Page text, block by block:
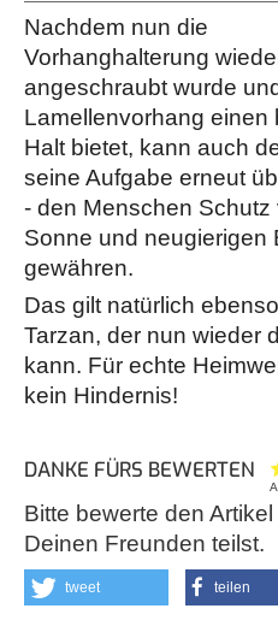
Nachdem nun die
Vorhanghalterung
angeschraubt wurde
Lamellenvorhang einen
Halt bietet, kann auch
seine Aufgabe erneut
- den Menschen Schutz
Sonne und neugierigen
gewähren.
Das gilt natürlich
Tarzan, der nun wieder
kann. Für echte
kein Hindernis!
DANKE FÜRS BEWERTEN
Bitte bewerte den
Deinen Freunden teilst.
tweet teilen